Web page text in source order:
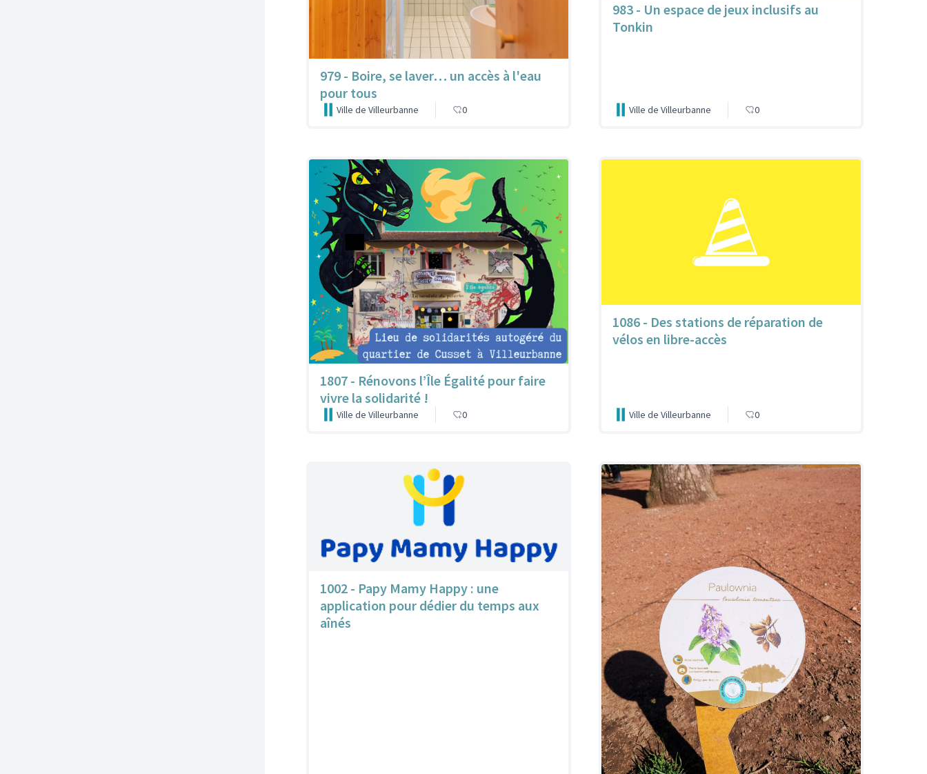
979 - Boire, se laver… un accès à l'eau
pour tous
Ville de Villeurbanne 0
983 - Un espace de jeux inclusifs au
Tonkin
Ville de Villeurbanne 0
1807 - Rénovons l’Île Égalité pour faire
vivre la solidarité !
Ville de Villeurbanne 0
1086 - Des stations de réparation de
vélos en libre-accès
Ville de Villeurbanne 0
1002 - Papy Mamy Happy : une
application pour dédier du temps aux
aînés